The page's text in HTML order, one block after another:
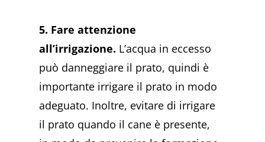
5. Fare attenzione
all’irrigazione. L’acqua in eccesso
può danneggiare il prato, quindi è
importante irrigare il prato in modo
adeguato. Inoltre, evitare di irrigare
il prato quando il cane è presente,